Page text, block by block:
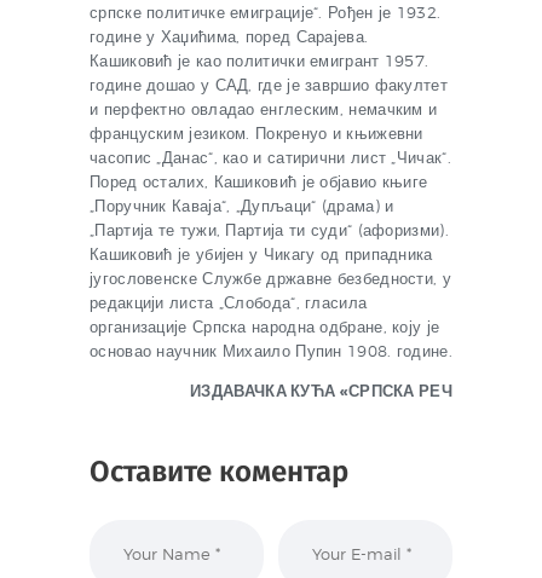
српске политичке емиграције“. Рођен је 1932.
године у Хаџићима, поред Сарајева.
Кашиковић је као политички емигрант 1957.
године дошао у САД, где је завршио факултет
и перфектно овладао енглеским, немачким и
француским језиком. Покренуо и књижевни
часопис „Данас“, као и сатирични лист „Чичак“.
Поред осталих, Кашиковић је објавио књиге
„Поручник Каваја“, „Дупљаци“ (драма) и
„Партија те тужи, Партија ти суди“ (афоризми).
Кашиковић је убијен у Чикагу од припадника
југословенске Службе државне безбедности, у
редакцији листа „Слобода“, гласила
организације Српска народна одбране, коју је
основао научник Михаило Пупин 1908. године.
ИЗДАВАЧКА КУЋА «СРПСКА РЕЧ
Оставите коментар